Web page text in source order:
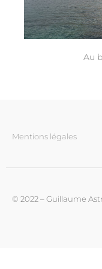
Au
Mentions légales
© 2022 – Guillaume